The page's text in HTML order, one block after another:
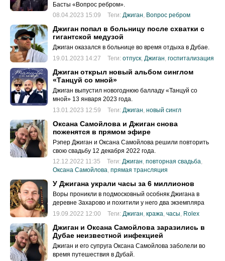
Басты «Вопрос ребром».
08.04.2023 15:09
Теги: Джиган, Вопрос ребром
Джиган попал в больницу после схватки с
гигантской медузой
Джиган оказался в больнице во время отдыха в Дубае.
19.01.2023 14:27
Теги: отпуск, Джиган, госпитализация
Джиган открыл новый альбом синглом
«Танцуй со мной»
Джиган выпустил новогоднюю балладу «Танцуй со
мной» 13 января 2023 года.
13.01.2023 12:59
Теги: Джиган, новый сингл
Оксана Самойлова и Джиган снова
поженятся в прямом эфире
Рэпер Джиган и Оксана Самойлова решили повторить
свою свадьбу 12 декабря 2022 года.
12.12.2022 11:35
Теги: Джиган, повторная свадьба,
Оксана Самойлова, прямая трансляция
У Джигана украли часы за 6 миллионов
Воры проникли в подмосковный особняк Джигана в
деревне Захарово и похитили у него два экземпляра
часов часы «Ролекс» суммарной стоимостью в 6
19.09.2022 12:00 Теги: Джиган, кража, часы, Rolex
Джиган и Оксана Самойлова заразились в
Дубае неизвестной инфекцией
Джиган и его супруга Оксана Самойлова заболели во
время путешествия в Дубай.